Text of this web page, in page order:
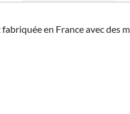
en France avec